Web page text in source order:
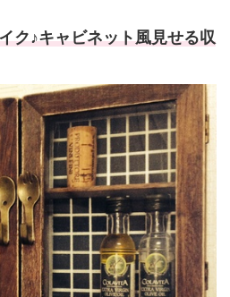
ク♪キャビネット風見せる収